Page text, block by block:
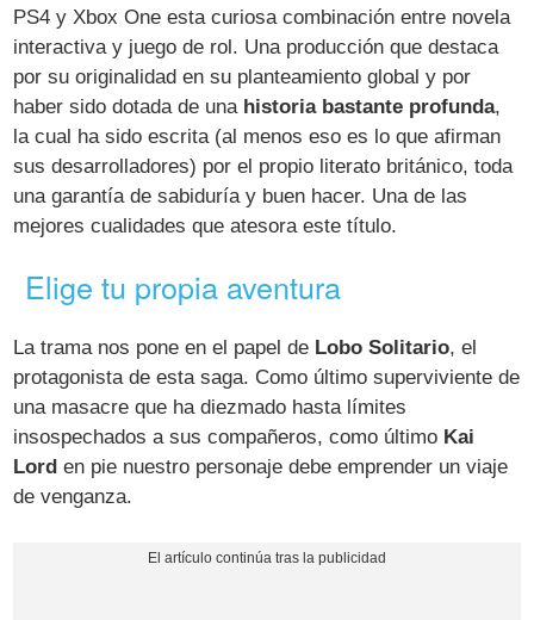
PS4 y Xbox One esta curiosa combinación entre novela
interactiva y juego de rol. Una producción que destaca
por su originalidad en su planteamiento global y por
haber sido dotada de una historia bastante profunda,
la cual ha sido escrita (al menos eso es lo que afirman
sus desarrolladores) por el propio literato británico, toda
una garantía de sabiduría y buen hacer. Una de las
mejores cualidades que atesora este título.
Elige tu propia aventura
La trama nos pone en el papel de Lobo Solitario, el
protagonista de esta saga. Como último superviviente de
una masacre que ha diezmado hasta límites
insospechados a sus compañeros, como último Kai
Lord en pie nuestro personaje debe emprender un viaje
de venganza.